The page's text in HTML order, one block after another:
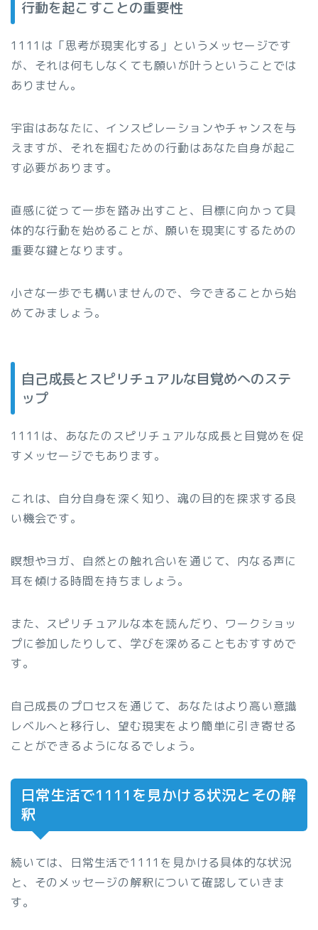
行動を起こすことの重要性
1111は「思考が現実化する」というメッセージです
が、それは何もしなくても願いが叶うということでは
ありません。
宇宙はあなたに、インスピレーションやチャンスを与
えますが、それを掴むための行動はあなた自身が起こ
す必要があります。
直感に従って一歩を踏み出すこと、目標に向かって具
体的な行動を始めることが、願いを現実にするための
重要な鍵となります。
小さな一歩でも構いませんので、今できることから始
めてみましょう。
自己成長とスピリチュアルな目覚めへのステ
ップ
1111は、あなたのスピリチュアルな成長と目覚めを促
すメッセージでもあります。
これは、自分自身を深く知り、魂の目的を探求する良
い機会です。
瞑想やヨガ、自然との触れ合いを通じて、内なる声に
耳を傾ける時間を持ちましょう。
また、スピリチュアルな本を読んだり、ワークショッ
プに参加したりして、学びを深めることもおすすめで
す。
自己成長のプロセスを通じて、あなたはより高い意識
レベルへと移行し、望む現実をより簡単に引き寄せる
ことができるようになるでしょう。
日常生活で1111を見かける状況とその解
釈
続いては、日常生活で1111を見かける具体的な状況
と、そのメッセージの解釈について確認していきま
す。